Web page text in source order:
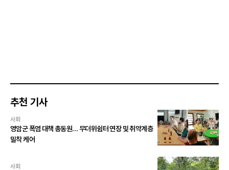
추천 기사
사회
영암군 폭염 대책 총동원… 무더위쉼터 연장 및 취약계층
밀착 케어
사회